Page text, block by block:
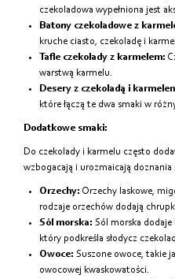
czekoladowa wypełniona jest
Batony czekoladowe z
kruche ciasto, czekoladę i
Tafle czekolady z karmelem:
warstwą karmelu.
Desery z czekoladą i
które łączą te dwa smaki w
Dodatkowe smaki:
Do czekolady i karmelu często
wzbogacają i urozmaicają
Orzechy: Orzechy laskowe,
rodzaje orzechów dodają
Sól morska: Sól morska dodaje
który podkreśla słodycz
Owoce: Suszone owoce, takie
owocowej kwaskowatości.